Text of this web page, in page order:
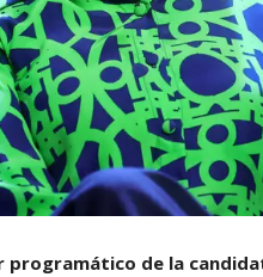
programático de la